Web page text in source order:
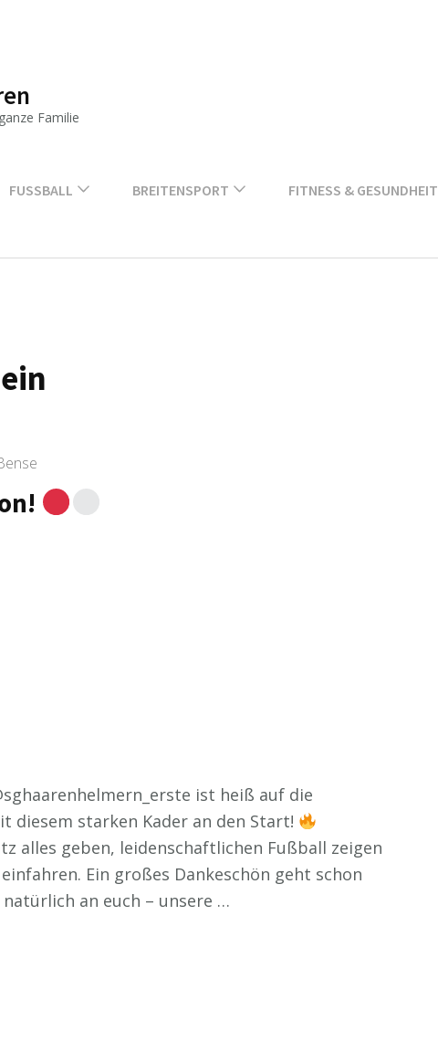
Familie
FUSSBALL BREITENSPORT FITNESS & GESUNDHEIT
ist heiß auf die
diesem starken Kader an den Start!
alles geben, leidenschaftlichen Fußball zeigen
Ein großes Dankeschön geht schon
an euch – unsere …